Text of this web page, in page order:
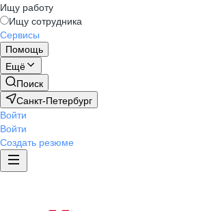
Ищу работу
Ищу сотрудника
Сервисы
Помощь
Ещё
Поиск
Санкт-Петербург
Войти
Войти
Создать резюме